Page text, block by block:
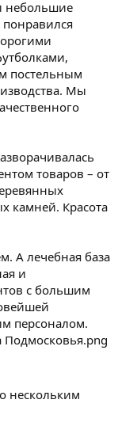
небольшие
постельным
Мы
товаров – от
камней. Красота
А лечебная база
и
с большим
персоналом.
нескольким